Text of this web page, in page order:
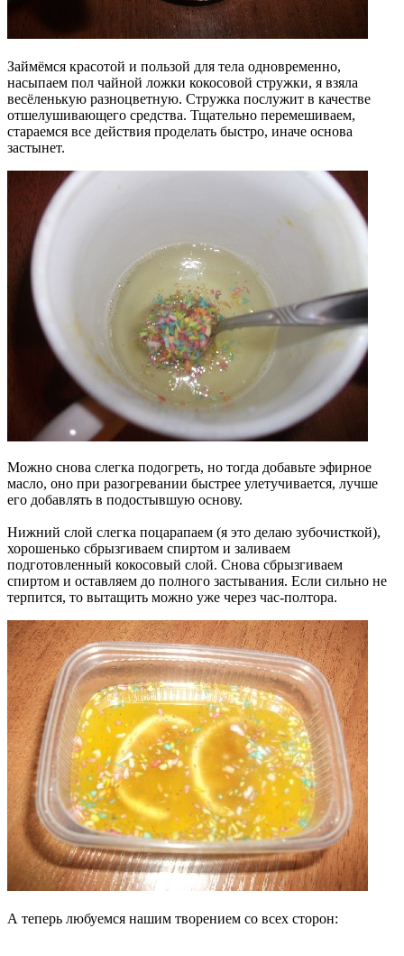
Займёмся красотой и пользой для тела одновременно,
насыпаем пол чайной ложки кокосовой стружки, я взяла
весёленькую разноцветную. Стружка послужит в качестве
отшелушивающего средства. Тщательно перемешиваем,
стараемся все действия проделать быстро, иначе основа
застынет.
Можно снова слегка подогреть, но тогда добавьте эфирное
масло, оно при разогревании быстрее улетучивается, лучше
его добавлять в подостывшую основу.
Нижний слой слегка поцарапаем (я это делаю зубочисткой),
хорошенько сбрызгиваем спиртом и заливаем
подготовленный кокосовый слой. Снова сбрызгиваем
спиртом и оставляем до полного застывания. Если сильно не
терпится, то вытащить можно уже через час-полтора.
А теперь любуемся нашим творением со всех сторон: